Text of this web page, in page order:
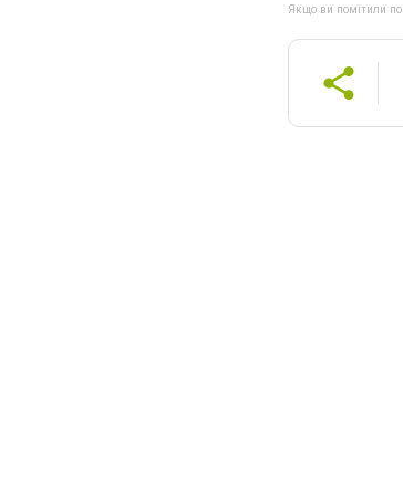
Якщо ви помітили